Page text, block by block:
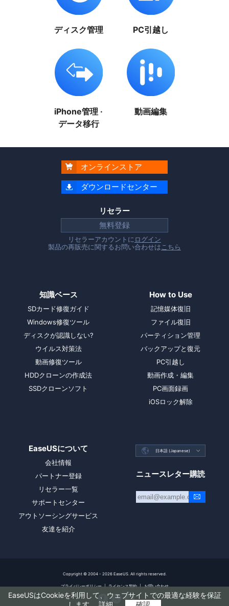
EaseUSはCookieを利用して、ウェブサイトでの最適な経験を保証
します。 詳細 確認
ディスク管理 PC引越し
iPhone管理 ·
データ移行
動画編集
 オンラインストア
 ダウンロードセンター
リセラー
無料登録
リセラーアカウントに ログイン
製品の再販売に関するお問い合わせは こちら
知識ベース
SDカード修復ガイド
Windows修復ツール
ディスクが認識しない?
ウイルス対策法
動画修復ツール
HDDクローンの作成法
SSDクローンソフト
How to Use
記憶媒体復旧
ファイル復旧
パーティション管理
バックアップと復元
PC引越し
動画作成・編集
PC画面録画
iOSロック解除
EaseUSについて
会社情報
パートナー登録
リセラー一覧
サポートセンター
アウトソーシングサービス
友達を紹介
 日本語 (Japanese) 
ニュースレター購読
Copyright © 2004 - 2026EaseUS. All rights reserved.
プライバシーポリシー | ライセンス契約 | お問い合わせ
  